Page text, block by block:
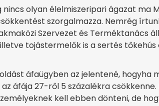
olyan élelmiszeripari ágazat ma
szorgalmazza. Nemrég
Szervezet és Terméktanács
tojástermelők is a sertés
áfaügyben az jelentené, hogyha
áfája 27-ről 5 százalékra
kell ebben dönteni, de